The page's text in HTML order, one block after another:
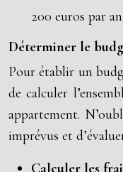
200 euros par an.
Déterminer le
Pour établir un
de calculer
appartement.
imprévus et
Calculer les